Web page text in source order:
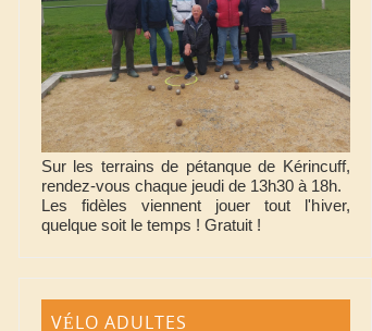
Sur les terrains de pétanque de Kérincuff,
rendez-vous chaque jeudi de 13h30 à 18h.
Les fidèles viennent jouer tout l'hiver,
quelque soit le temps ! Gratuit !
VÉLO ADULTES